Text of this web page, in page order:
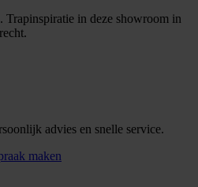
Trapinspiratie in deze showroom in
advies en snelle service.
maken